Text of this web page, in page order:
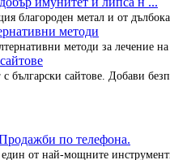
благороден метал и от
методи
методи за лечение
български сайтове. Добави
по телефона.
от най-мощните